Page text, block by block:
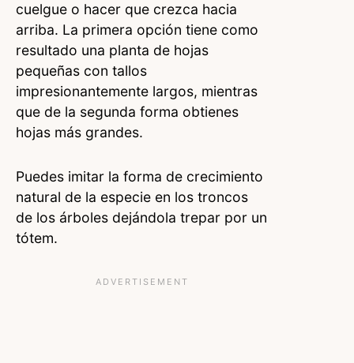
cuelgue o hacer que crezca hacia
arriba. La primera opción tiene como
resultado una planta de hojas
pequeñas con tallos
impresionantemente largos, mientras
que de la segunda forma obtienes
hojas más grandes.
Puedes imitar la forma de crecimiento
natural de la especie en los troncos
de los árboles dejándola trepar por un
tótem.